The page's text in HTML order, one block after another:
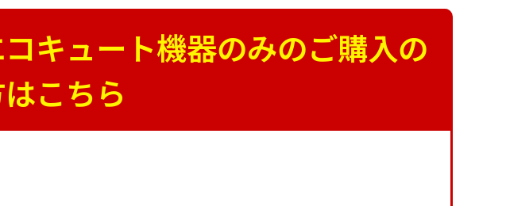
キュート機器のみのご購入の
こちら